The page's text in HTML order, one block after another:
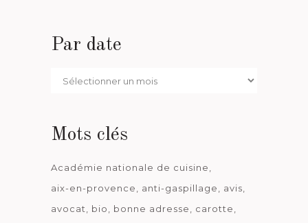
Par date
Par
Mots clés
Académie nationale de cuisine
aix-en-provence
anti-gaspillage
avis
avocat
bio bonne adresse
carotte